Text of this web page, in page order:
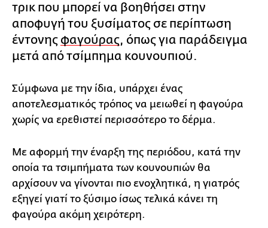
τρικ που μπορεί να βοηθήσει στην
αποφυγή του ξυσίματος σε περίπτωση
έντονης φαγούρας, όπως για παράδειγμα
μετά από τσίμπημα κουνουπιού.
Σύμφωνα με την ίδια, υπάρχει ένας
αποτελεσματικός τρόπος να μειωθεί η φαγούρα
χωρίς να ερεθιστεί περισσότερο το δέρμα.
Με αφορμή την έναρξη της περιόδου, κατά την
οποία τα τσιμπήματα των κουνουπιών θα
αρχίσουν να γίνονται πιο ενοχλητικά, η γιατρός
εξηγεί γιατί το ξύσιμο ίσως τελικά κάνει τη
φαγούρα ακόμη χειρότερη.